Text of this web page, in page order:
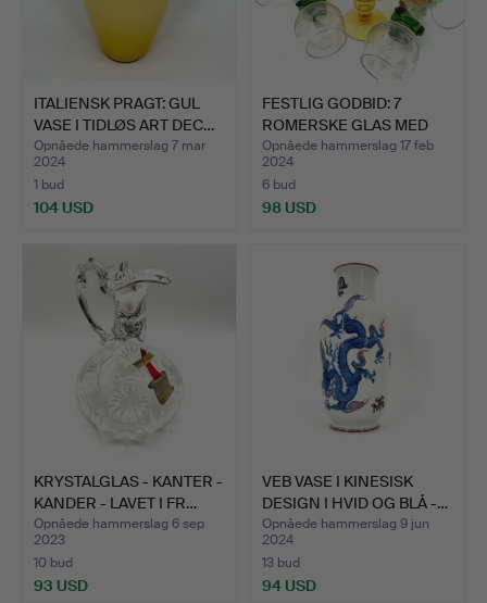
ITALIENSK PRAGT: GUL
VASE I TIDLØS ART DEC…
Opnåede hammerslag 7 mar
2024
1 bud
104 USD
FESTLIG GODBID: 7
ROMERSKE GLAS MED
BÆRSUP…
Opnåede hammerslag 17 feb
2024
6 bud
98 USD
KRYSTALGLAS - KANTER -
KANDER - LAVET I FR…
Opnåede hammerslag 6 sep
2023
10 bud
93 USD
VEB VASE I KINESISK
DESIGN I HVID OG BLÅ -…
Opnåede hammerslag 9 jun
2024
13 bud
94 USD